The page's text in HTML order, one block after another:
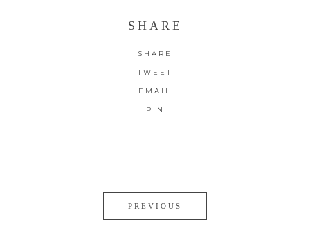
SHARE
SHARE
TWEET
EMAIL
PIN
PREVIOUS